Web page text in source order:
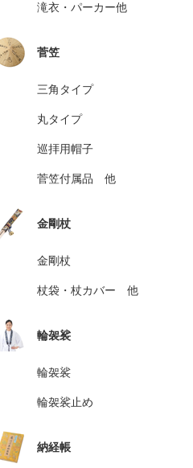
滝衣・パーカー他
菅笠
三角タイプ
丸タイプ
巡拝用帽子
菅笠付属品 他
金剛杖
金剛杖
杖袋・杖カバー 他
輪袈裟
輪袈裟
輪袈裟止め
納経帳